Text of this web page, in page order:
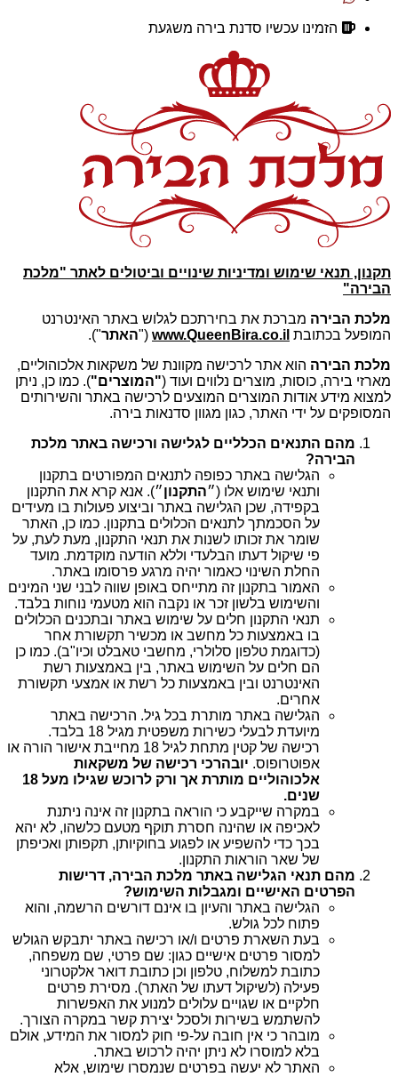
הזמינו עכשיו סדנת בירה משגעת
תקנון, תנאי שימוש ומדיניות שינויים וביטולים לאתר "מלכת
הבירה"
מלכת הבירה מברכת את בחירתכם לגלוש באתר האינטרנט
המופעל בכתובת www.QueenBira.co.il
("האתר").
מלכת הבירה הוא אתר לרכישה מקוונת של משקאות אלכוהוליים,
מארזי בירה, כוסות, מוצרים נלווים ועוד ("המוצרים"). כמו כן, ניתן
למצוא מידע אודות המוצרים המוצעים לרכישה באתר והשירותים
המסופקים על ידי האתר, כגון מגוון סדנאות בירה.
מהם התנאים הכלליים לגלישה ורכישה באתר מלכת
הבירה?
הגלישה באתר כפופה לתנאים המפורטים בתקנון
ותנאי שימוש אלו (״התקנון״). אנא קרא את התקנון
בקפידה, שכן הגלישה באתר וביצוע פעולות בו מעידים
על הסכמתך לתנאים הכלולים בתקנון. כמו כן, האתר
שומר את זכותו לשנות את תנאי התקנון, מעת לעת, על
פי שיקול דעתו הבלעדי וללא הודעה מוקדמת. מועד
החלת השינוי כאמור יהיה מרגע פרסומו באתר.
האמור בתקנון זה מתייחס באופן שווה לבני שני המינים
והשימוש בלשון זכר או נקבה הוא מטעמי נוחות בלבד.
תנאי התקנון חלים על שימוש באתר ובתכנים הכלולים
בו באמצעות כל מחשב או מכשיר תקשורת אחר
(כדוגמת טלפון סלולרי, מחשבי טאבלט וכיו"ב). כמו כן
הם חלים על השימוש באתר, בין באמצעות רשת
האינטרנט ובין באמצעות כל רשת או אמצעי תקשורת
אחרים.
הגלישה באתר מותרת בכל גיל. הרכישה באתר
מיועדת לבעלי כשירות משפטית מגיל 18 בלבד.
רכישה של קטין מתחת לגיל 18 מחייבת אישור הורה או
אפוטרופוס. יובהרכי רכישה של משקאות
אלכוהוליים מותרת אך ורק לרוכש שגילו מעל 18
שנים.
במקרה שייקבע כי הוראה בתקנון זה אינה ניתנת
לאכיפה או שהינה חסרת תוקף מטעם כלשהו, לא יהא
בכך כדי להשפיע או לפגוע בחוקיותן, תקפותן ואכיפתן
של שאר הוראות התקנון.
מהם תנאי הגלישה באתר מלכת הבירה, דרישות
הפרטים האישיים ומגבלות השימוש?
הגלישה באתר והעיון בו אינם דורשים הרשמה, והוא
פתוח לכל גולש.
בעת השארת פרטים ו/או רכישה באתר יתבקש הגולש
למסור פרטים אישיים כגון: שם פרטי, שם משפחה,
כתובת למשלוח, טלפון וכן כתובת דואר אלקטרוני
פעילה (לשיקול דעתו של האתר). מסירת פרטים
חלקיים או שגויים עלולים למנוע את האפשרות
להשתמש בשירות ולסכל יצירת קשר במקרה הצורך.
מובהר כי אין חובה על-פי חוק למסור את המידע, אולם
בלא למוסרו לא ניתן יהיה לרכוש באתר.
האתר לא יעשה בפרטים שנמסרו שימוש, אלא